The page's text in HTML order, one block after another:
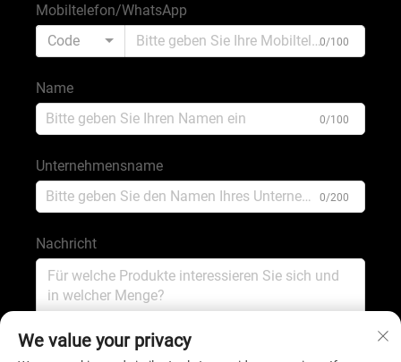
Mobiltelefon/WhatsApp
Code
0/100
Name
0/100
Unternehmensname
0/200
Nachricht
We value your privacy